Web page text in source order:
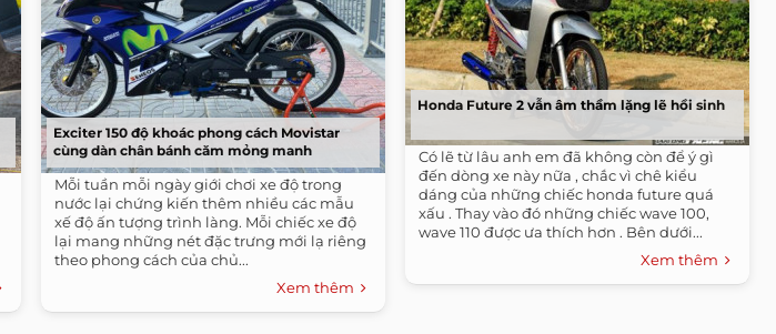
Exciter 150 độ khoác phong cách Movistar
cùng dàn chân bánh căm mỏng manh
Mỗi tuần mỗi ngày giới chơi xe độ trong
nước lại chứng kiến thêm nhiều các mẫu
xế độ ấn tượng trình làng. Mỗi chiếc xe độ
lại mang những nét đặc trưng mới lạ riêng
theo phong cách của chủ...
Xem thêm
Honda Future 2 vẫn âm thầm lặng lẽ hồi sinh
Có lẽ từ lâu anh em đã không còn để ý gì
đến dòng xe này nữa , chắc vì chê kiểu
dáng của những chiếc honda future quá
xấu . Thay vào đó những chiếc wave 100,
wave 110 được ưa thích hơn . Bên dưới...
Xem thêm